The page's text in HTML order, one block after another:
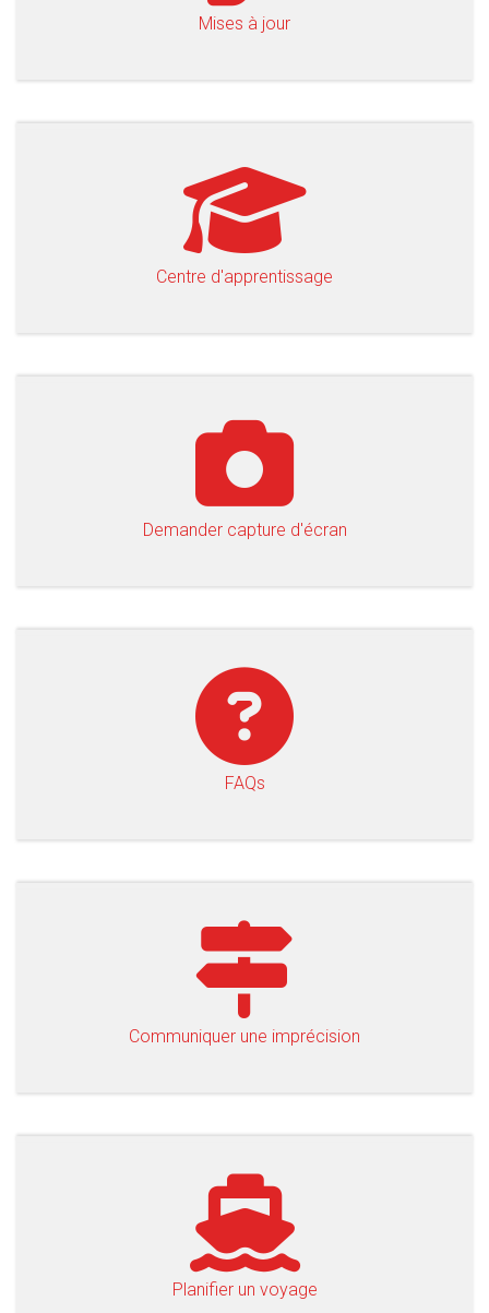
Mises à jour
Centre d'apprentissage
Demander capture d'écran
FAQs
Communiquer une imprécision
Planifier un voyage